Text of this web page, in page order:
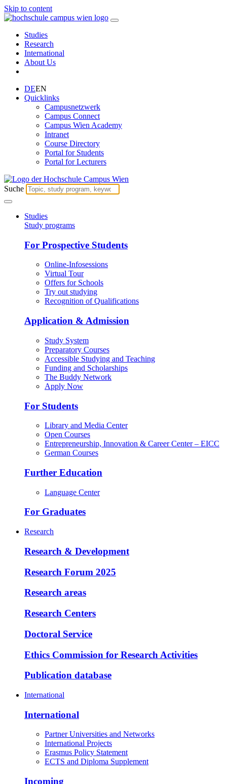
Skip to content
Studies
Research
International
About Us
DEEN
Quicklinks
Campusnetzwerk
Campus Connect
Campus Wien Academy
Intranet
Course Directory
Portal for Students
Portal for Lecturers
Suche
Studies
Study programs
For Prospective Students
Online-Infosessions
Virtual Tour
Offers for Schools
Try out studying
Recognition of Qualifications
Application & Admission
Study System
Preparatory Courses
Accessible Studying and Teaching
Funding and Scholarships
The Buddy Network
Apply Now
For Students
Library and Media Center
Open Courses
Entrepreneurship, Innovation & Career Center – EICC
German Courses
Further Education
Language Center
For Graduates
Research
Research & Development
Research Forum 2025
Research areas
Research Centers
Doctoral Service
Ethics Commission for Research Activities
Publication database
International
International
Partner Universities and Networks
International Projects
Erasmus Policy Statement
ECTS and Diploma Supplement
Incoming